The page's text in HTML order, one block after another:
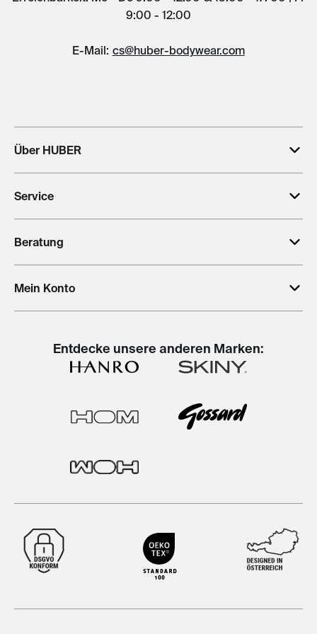
9:00 - 12:00
E-Mail: cs@huber-bodywear.com
Über HUBER
Service
Beratung
Mein Konto
Entdecke unsere anderen Marken: